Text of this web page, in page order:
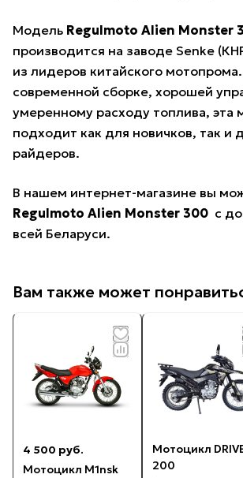
Модель Regulmoto Alien Monster
производится на заводе Senke
из лидеров китайского
современной сборке, хорошей
умеренному расходу топлива, эта
подходит как для новичков, так и
райдеров.
В нашем интернет-магазине вы
Regulmoto Alien Monster 300 с
всей Беларуси.
Вам также может
4 500 руб.
Мотоцикл M1nsk
Мотоцикл
200